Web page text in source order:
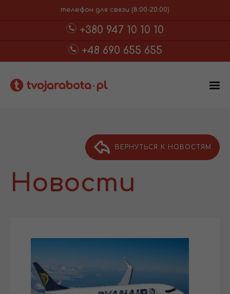
телефон для связи (8:00-20:00)
+380 947 10 10 10
+48 690 655 655
ВЕРНУТЬСЯ К НОВОСТЯМ
Новости